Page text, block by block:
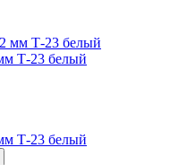
Т-23 белый
Т-23 белый